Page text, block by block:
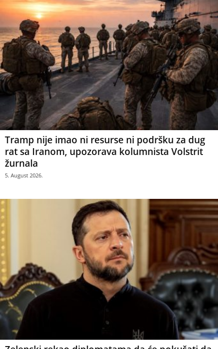
Tramp nije imao ni resurse ni podršku za dug
rat sa Iranom, upozorava kolumnista Volstrit
žurnala
5. August 2026.